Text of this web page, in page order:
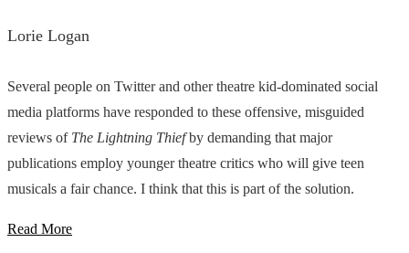
Lorie Logan
Several people on Twitter and other theatre kid-dominated social
media platforms have responded to these offensive, misguided
reviews of The Lightning Thiefby demanding that major
publications employ younger theatre critics who will give teen
musicals a fair chance. I think that this is part of the solution.
Read More